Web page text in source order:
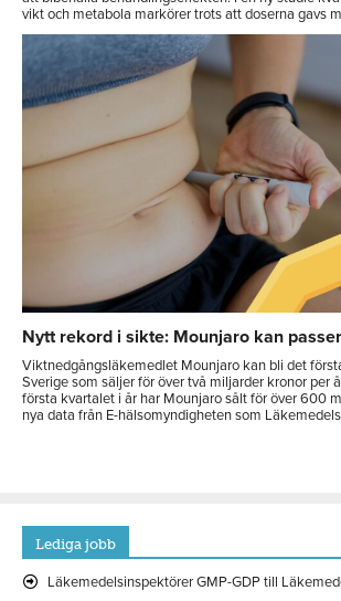
vikt och metabola markörer trots att doserna gavs
Nytt rekord i sikte: Mounjaro kan
Viktnedgångsläkemedlet Mounjaro kan bli det
Sverige som säljer för över två miljarder kronor per
första kvartalet i år har Mounjaro sålt för över 600
nya data från E-hälsomyndigheten som
Lediga jobb
Läkemedelsinspektörer GMP-GDP till